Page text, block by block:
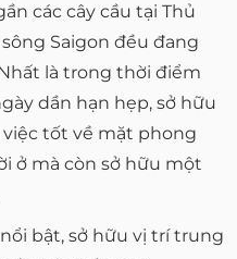
các cây cầu tại Thủ
Saigon đều đang
là trong thời điểm
dần hạn hẹp, sở hữu
tốt về mặt phong
ở mà còn sở hữu một
bật, sở hữu vị trí trung